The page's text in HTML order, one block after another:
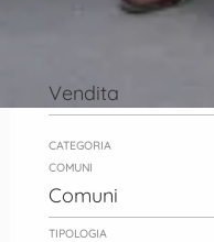
CATEGORIA
Vendita
COMUNI
Comuni
TIPOLOGIA